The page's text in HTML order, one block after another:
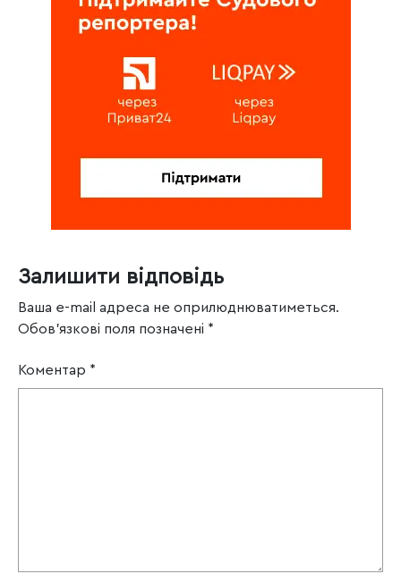
Залишити відповідь
Ваша e-mail адреса не оприлюднюватиметься.
Обов’язкові поля позначені *
Коментар *